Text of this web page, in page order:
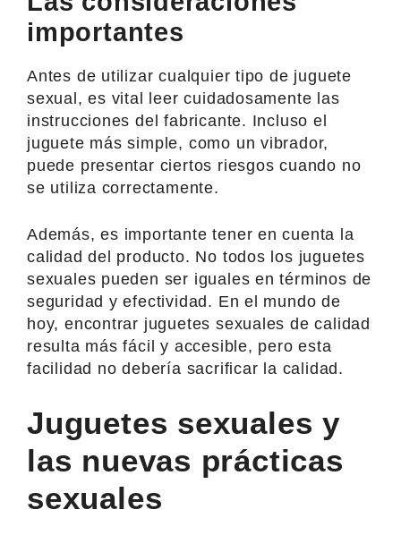
importantes
Antes de utilizar cualquier tipo de juguete
sexual, es vital leer cuidadosamente las
instrucciones del fabricante. Incluso el
juguete más simple, como un vibrador,
puede presentar ciertos riesgos cuando no
se utiliza correctamente.
Además, es importante tener en cuenta la
calidad del producto. No todos los juguetes
sexuales pueden ser iguales en términos de
seguridad y efectividad. En el mundo de
hoy, encontrar juguetes sexuales de calidad
resulta más fácil y accesible, pero esta
facilidad no debería sacrificar la calidad.
Juguetes sexuales y
las nuevas prácticas
sexuales